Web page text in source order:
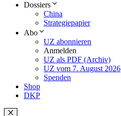
Dossiers
China
Strategiepapier
Abo
UZ abonnieren
Anmelden
UZ als PDF (Archiv)
UZ vom 7. August 2026
Spenden
Shop
DKP